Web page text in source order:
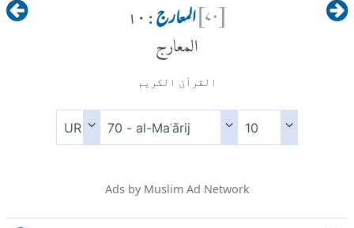
[۷۰]المعارج : ۱۰
المعارج
القرآن الكريم
Ads by Muslim Ad Network